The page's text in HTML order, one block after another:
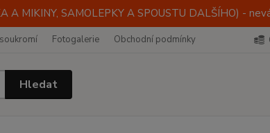
A MIKINY, SAMOLEPKY A SPOUSTU DALŠÍHO) -
Fotogalerie Obchodní podmínky
Hledat